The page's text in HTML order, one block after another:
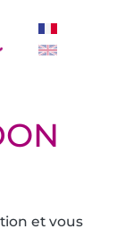
et vous